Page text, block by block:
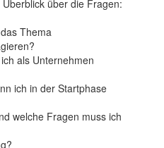
über die Fragen:
Thema
als Unternehmen
ich in der Startphase
welche Fragen muss ich